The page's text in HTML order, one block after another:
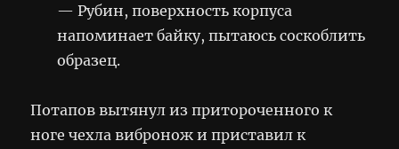
— Рубин, поверхность корпуса
напоминает байку, пытаюсь соскоблить
образец.
Потапов вытянул из притороченного к
ноге чехла вибронож и приставил к